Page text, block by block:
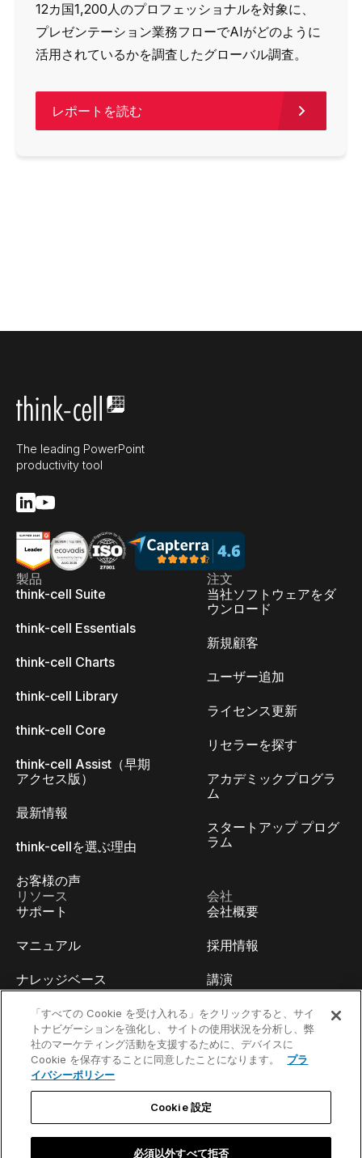
12カ国1,200人のプロフェッショナルを対象に、
プレゼンテーション業務フローでAIがどのように
活用されているかを調査したグローバル調査。
レポートを読む
The leading PowerPoint
productivity tool
製品
think-cell Suite
think-cell Essentials
think-cell Charts
think-cell Library
think-cell Core
think-cell Assist（早期
アクセス版）
最新情報
think-cellを選ぶ理由
お客様の声
注文
当社ソフトウェアをダ
ウンロード
新規顧客
ユーザー追加
ライセンス更新
リセラーを探す
アカデミックプログラ
ム
スタートアップ プログ
ラム
リソース
サポート
マニュアル
ナレッジベース
think-cell Academy
ビデオチュートリアル
コンテンツハブ
会社
会社概要
採用情報
講演
イベント
開発者ブログ
「すべての Cookie を受け入れる」をクリックすると、サイ
トナビゲーションを強化し、サイトの使用状況を分析し、弊
社のマーケティング活動を支援するために、デバイスに
Cookie を保存することに同意したことになります。
プラ
イバシーポリシー
Cookie 設定
必須以外すべて拒否